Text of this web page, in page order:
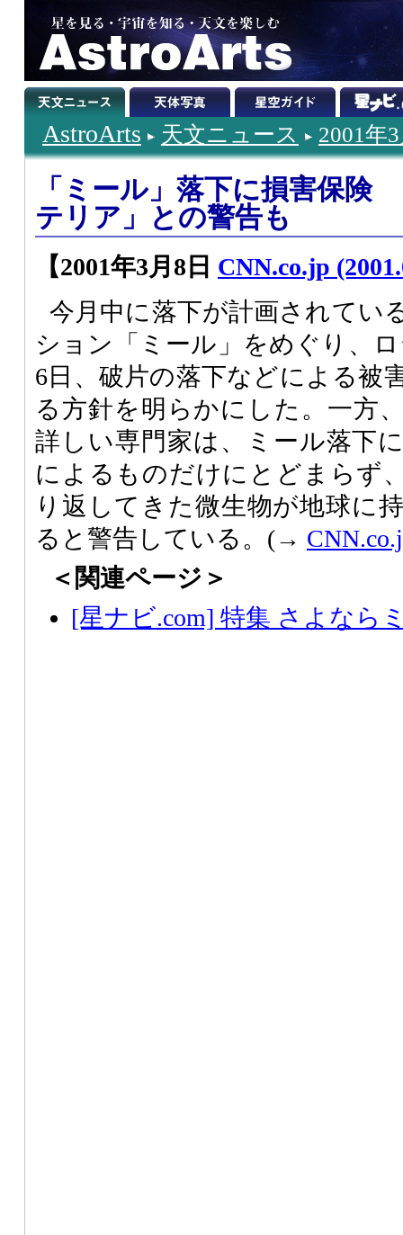
AstroArts 天文ニュース 2001年
「ミール」落下に損害保
テリア」との警告も
【2001年3月8日 CNN.co.jp
今月中に落下が計画されてい
ション「ミール」をめぐり、
6日、破片の落下などによる被
る方針を明らかにした。一方
詳しい専門家は、ミール落下
によるものだけにとどまらず
り返してきた微生物が地球に
ると警告している。(→
＜関連ページ＞
[星ナビ.com] 特集 さよなら